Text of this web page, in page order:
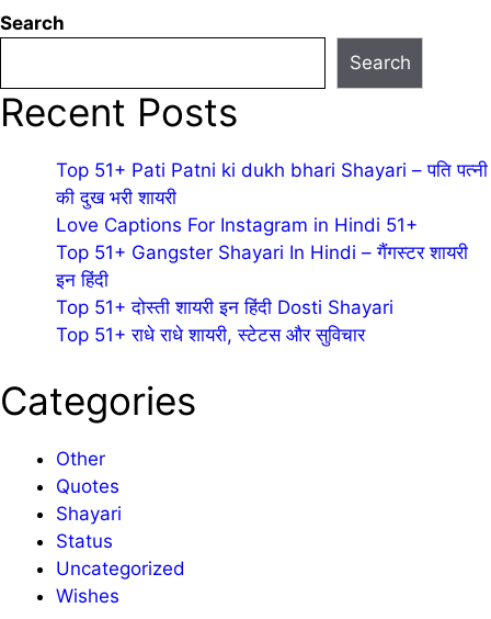
Search
Search
Recent Posts
Top 51+ Pati Patni ki dukh bhari Shayari – पति पत्नी
की दुख भरी शायरी
Love Captions For Instagram in Hindi 51+
Top 51+ Gangster Shayari In Hindi – गैंगस्टर शायरी
इन हिंदी
Top 51+ दोस्ती शायरी इन हिंदी Dosti Shayari
Top 51+ राधे राधे शायरी, स्टेटस और सुविचार
Categories
Other
Quotes
Shayari
Status
Uncategorized
Wishes